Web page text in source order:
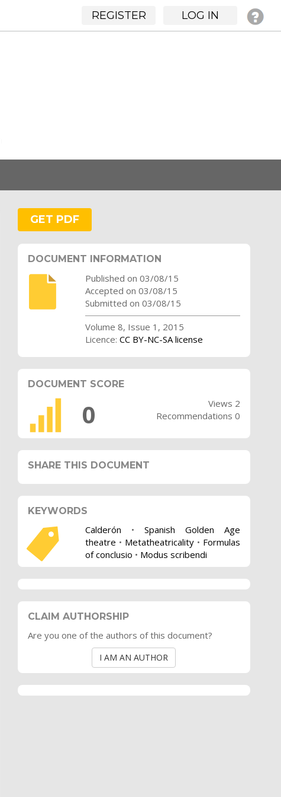
REGISTER LOG IN
GET PDF
DOCUMENT INFORMATION
Published on 03/08/15
Accepted on 03/08/15
Submitted on 03/08/15
Volume 8, Issue 1, 2015
Licence: CC BY-NC-SA license
DOCUMENT SCORE
0
Views 2
Recommendations 0
SHARE THIS DOCUMENT
KEYWORDS
Calderón • Spanish Golden Age
theatre • Metatheatricality• Formulas
of conclusio • Modus scribendi
CLAIM AUTHORSHIP
Are you one of the authors of this document?
I AM AN AUTHOR